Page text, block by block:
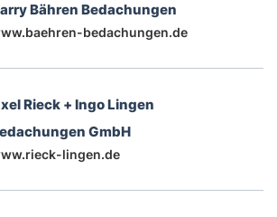
Bähren Bedachungen
bedachungen.de
Rieck + Ingo Lingen
GmbH
lingen.de